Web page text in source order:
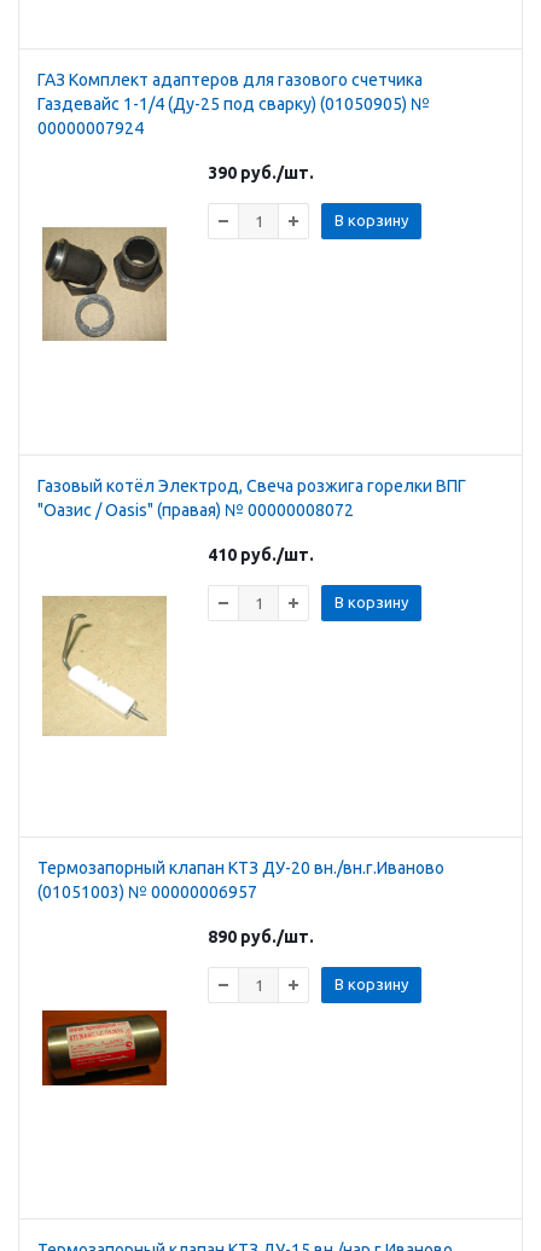
ГАЗ Комплект адаптеров для газового счетчика
Газдевайс 1-1/4 (Ду-25 под сварку) (01050905) №
00000007924
390 руб./шт.
В корзину
Газовый котёл Электрод, Свеча розжига горелки ВПГ
"Оазис / Oasis" (правая) № 00000008072
410 руб./шт.
В корзину
Термозапорный клапан КТЗ ДУ-20 вн./вн.г.Иваново
(01051003) № 00000006957
890 руб./шт.
В корзину